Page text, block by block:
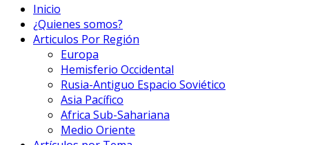
Inicio
¿Quienes somos?
Articulos Por Región
Europa
Hemisferio Occidental
Rusia-Antiguo Espacio Soviético
Asia Pacífico
Africa Sub-Sahariana
Medio Oriente